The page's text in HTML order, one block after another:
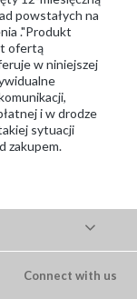
powstałych na
."Produkt
ofertą
w niniejszej
i w drodze
sytuacji
zakupem.
Connect with us